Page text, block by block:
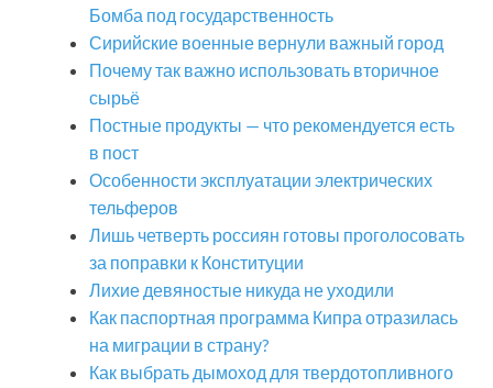
Бомба под государственность
Сирийские военные вернули важный город
Почему так важно использовать вторичное
сырьё
Постные продукты — что рекомендуется есть
в пост
Особенности эксплуатации электрических
тельферов
Лишь четверть россиян готовы проголосовать
за поправки к Конституции
Лихие девяностые никуда не уходили
Как паспортная программа Кипра отразилась
на миграции в страну?
Как выбрать дымоход для твердотопливного